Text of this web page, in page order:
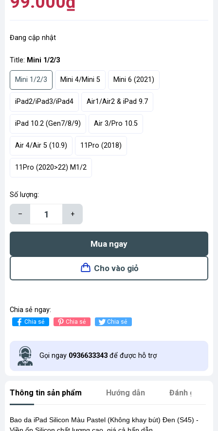
Đang cập nhật
Title: Mini 1/2/3
Mini 1/2/3 Mini 4/Mini 5 Mini 6 (2021)
iPad2/iPad3/iPad4 Air1/Air2 & iPad 9.7
iPad 10.2 (Gen7/8/9) Air 3/Pro 10.5
Air 4/Air 5 (10.9) 11Pro (2018)
11Pro (2020>22) M1/2
Số lượng:
– +
Mua ngay
Cho vào giỏ
Chia sẻ ngay:
Chia sẻ Chia sẻ Chia sẻ
Gọi ngay 0936633343 để được hỗ trợ
Thông tin sản phẩm Hướng dẫn Đánh giá
Bao da iPad Silicon Màu Pastel (Không khay bút) Đen (S45) -